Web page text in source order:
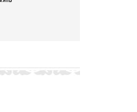
国黄金消费
就边境线上